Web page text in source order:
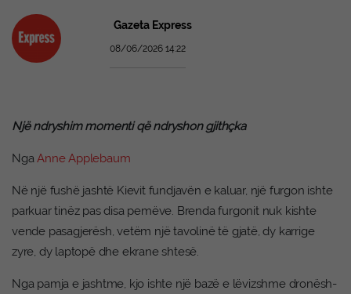
Gazeta Express
08/06/2026 14:22
Një ndryshim momenti që ndryshon gjithçka
NgaAnne Applebaum
Në një fushë jashtë Kievit fundjavën e kaluar, një furgon ishte
parkuar tinëz pas disa pemëve. Brenda furgonit nuk kishte
vende pasagjerësh, vetëm një tavolinë të gjatë, dy karrige
zyre, dy laptopë dhe ekrane shtesë.
Nga pamja e jashtme, kjo ishte një bazë e lëvizshme dronësh-